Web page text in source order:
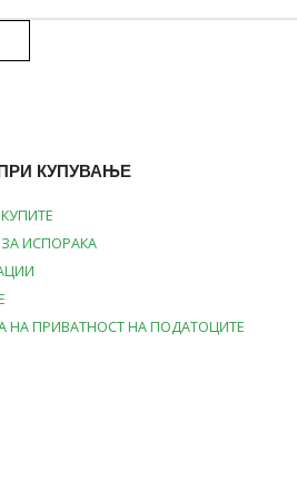
КУПУВАЊЕ
ИСПОРАКА
НА ПРИВАТНОСТ НА ПОДАТОЦИТЕ